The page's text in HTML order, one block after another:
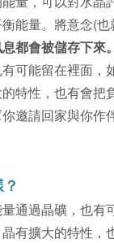
能量。 將意念(
都會被儲存下來。
可能留在裡面，
特性， 也有會把
邀請回家與你作
通過晶礦，也有
有擴大的特性，